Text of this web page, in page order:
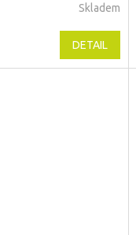
Skladem
DETAIL